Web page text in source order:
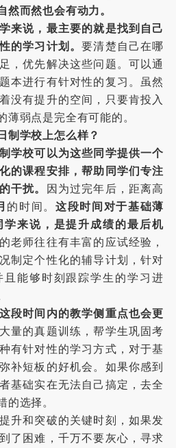
然而然也会有动力。
来说，最主要的就是找到自己
的学习计划。要清楚自己在哪
，优先解决这些问题。可以通
本进行有针对性的复习。虽然
没有提升的空间，只要肯投入
薄弱点是完全有可能的。
学校上怎么样？
学校可以为这些同学提供一个
的课程安排，帮助同学们专注
干扰。 因为过完年后，距离高
的时间。 这段时间对于基础薄
来说，是提升成绩的最后机
老师往往有丰富的应试经验，
制定个性化的辅导计划，针对
能够时刻跟踪学生的学习进
段时间内的教学侧重点也会更
大量的真题训练，帮学生巩固考
有针对性的学习方式，对于基
补短板的好机会。如果你感到
基础实在无法自己搞定，去全
的选择。
和突破的关键时刻，如果发
了困难，千万不要灰心，寻求